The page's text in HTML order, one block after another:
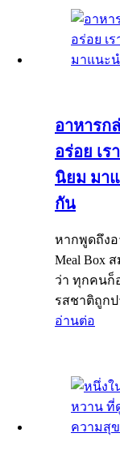
อาหารก
อร่อย เร
นิยม มา
กัน
หากพูดถึงอ
Meal Box
ว่า ทุกคนก็
รสชาติถูกป
อ่านต่อ